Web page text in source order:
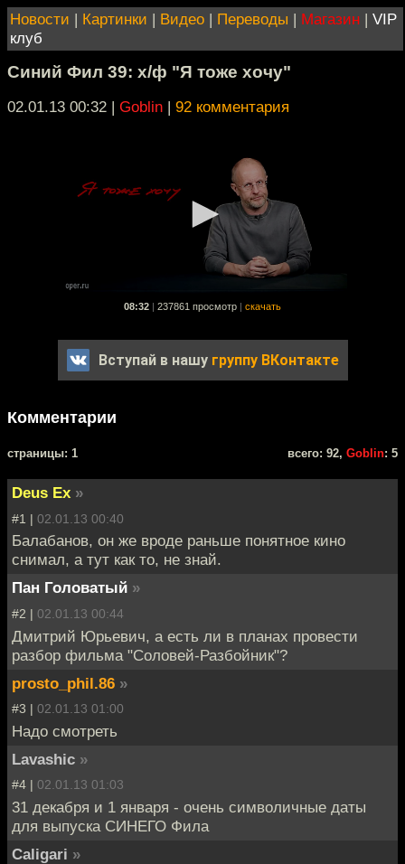
Новости | Картинки | Видео | Переводы | Магазин | VIP
клуб
Синий Фил 39: х/ф "Я тоже хочу"
02.01.13 00:32 | Goblin | 92 комментария
08:32 237861 просмотр скачать
Вступай в нашу группу ВКонтакте
Комментарии
cтраницы: 1 всего: 92, Goblin: 5
Deus Ex »
#1 | 02.01.13 00:40
Балабанов, он же вроде раньше понятное кино
снимал, а тут как то, не знай.
Пан Головатый »
#2 | 02.01.13 00:44
Дмитрий Юрьевич, а есть ли в планах провести
разбор фильма "Соловей-Разбойник"?
prosto_phil.86 »
#3 | 02.01.13 01:00
Надо смотреть
Lavashic »
#4 | 02.01.13 01:03
31 декабря и 1 января - очень символичные даты
для выпуска СИНЕГО Фила
Caligari »